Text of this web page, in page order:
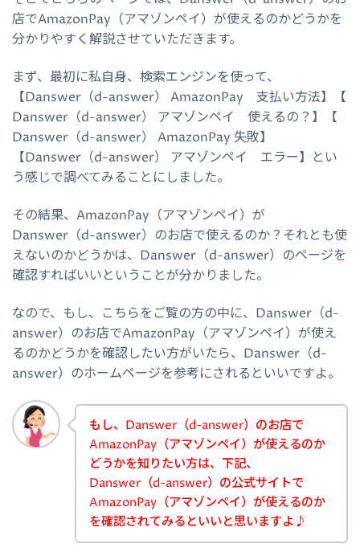
店でAmazonPay（アマゾンペイ）が使えるのかどうかを
分かりやすく解説させていただきます。
まず、最初に私自身、検索エンジンを使って、
【Danswer（d-answer） AmazonPay 支払い方法】【
Danswer（d-answer） アマゾンペイ 使えるの？】【
Danswer（d-answer） AmazonPay 失敗】
【Danswer（d-answer） アマゾンペイ エラー】とい
う感じで調べてみることにしました。
その結果、AmazonPay（アマゾンペイ）が
Danswer（d-answer）のお店で使えるのか？それとも使
えないのかどうかは、Danswer（d-answer）のページを
確認すればいいということが分かりました。
なので、もし、こちらをご覧の方の中に、Danswer（d-
answer）のお店でAmazonPay（アマゾンペイ）が使え
るのかどうかを確認したい方がいたら、Danswer（d-
answer）のホームページを参考にされるといいですよ。
もし、Danswer（d-answer）のお店で
AmazonPay（アマゾンペイ）が使えるのか
どうかを知りたい方は、下記、
Danswer（d-answer）の公式サイトで
AmazonPay（アマゾンペイ）が使えるのか
を確認されてみるといいと思いますよ♪